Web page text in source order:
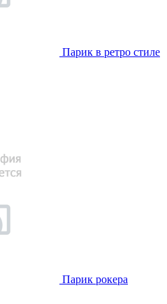
Парик в ретро стиле
Парик рокера